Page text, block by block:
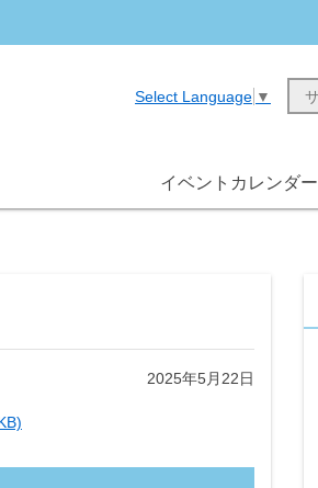
Select Language ▼
イベントカレンダー
2025年5月22日